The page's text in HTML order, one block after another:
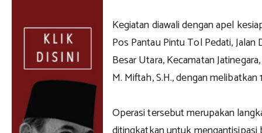
Kegiatan diawali dengan apel
Pos Pantau Pintu Tol Pedati, Jalan
Besar Utara, Kecamatan
M. Miftah, S.H., dengan melibatkan
Operasi tersebut merupakan